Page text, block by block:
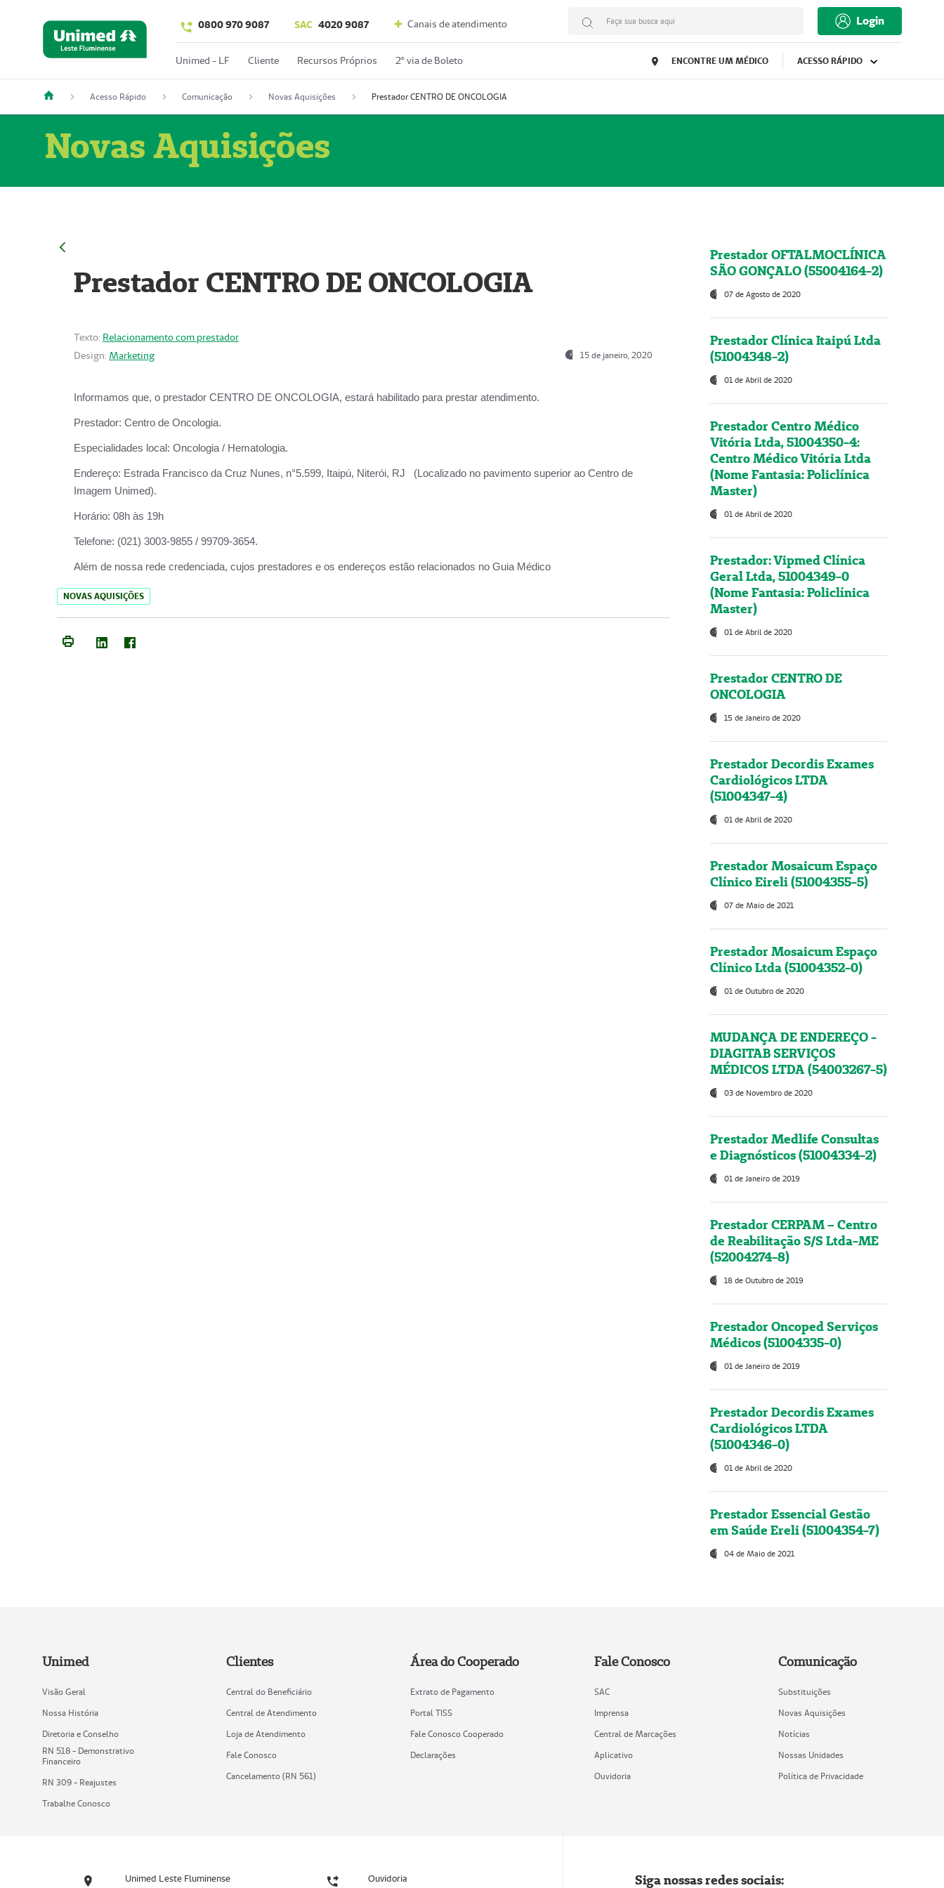
0800 970 9087 SAC 4020 9087 Canais de atendimento Faça sua busca aqui Login
Unimed - LF Cliente Recursos Próprios 2º via de Boleto ENCONTRE UM MÉDICO ACESSO RÁPIDO
Acesso Rápido Comunicação Novas Aquisições Prestador CENTRO DE ONCOLOGIA
Novas Aquisições
Prestador CENTRO DE ONCOLOGIA
Texto: Relacionamento com prestador
Design: Marketing 15 de janeiro, 2020
Informamos que, o prestador CENTRO DE ONCOLOGIA, estará habilitado para prestar atendimento.
Prestador: Centro de Oncologia.
Especialidades local: Oncologia / Hematologia.
Endereço: Estrada Francisco da Cruz Nunes, n°5.599, Itaipú, Niterói, RJ (Localizado no pavimento superior ao Centro de
Imagem Unimed).
Horário: 08h às 19h
Telefone: (021) 3003-9855 / 99709-3654.
Além de nossa rede credenciada, cujos prestadores e os endereços estão relacionados no Guia Médico
NOVAS AQUISIÇÕES
Prestador OFTALMOCLÍNICA
SÃO GONÇALO (55004164-2)
07 de Agosto de 2020
Prestador Clínica Itaipú Ltda
(51004348-2)
01 de Abril de 2020
Prestador Centro Médico
Vitória Ltda, 51004350-4:
Centro Médico Vitória Ltda
(Nome Fantasia: Policlínica
Master)
01 de Abril de 2020
Prestador: Vipmed Clínica
Geral Ltda, 51004349-0
(Nome Fantasia: Policlínica
Master)
01 de Abril de 2020
Prestador CENTRO DE
ONCOLOGIA
15 de Janeiro de 2020
Prestador Decordis Exames
Cardiológicos LTDA
(51004347-4)
01 de Abril de 2020
Prestador Mosaicum Espaço
Clínico Eireli (51004355-5)
07 de Maio de 2021
Prestador Mosaicum Espaço
Clínico Ltda (51004352-0)
01 de Outubro de 2020
MUDANÇA DE ENDEREÇO -
DIAGITAB SERVIÇOS
MÉDICOS LTDA (54003267-5)
03 de Novembro de 2020
Prestador Medlife Consultas
e Diagnósticos (51004334-2)
01 de Janeiro de 2019
Prestador CERPAM – Centro
de Reabilitação S/S Ltda-ME
(52004274-8)
18 de Outubro de 2019
Prestador Oncoped Serviços
Médicos (51004335-0)
01 de Janeiro de 2019
Prestador Decordis Exames
Cardiológicos LTDA
(51004346-0)
01 de Abril de 2020
Prestador Essencial Gestão
em Saúde Ereli (51004354-7)
04 de Maio de 2021
Unimed
Visão Geral
Nossa História
Diretoria e Conselho
RN 518 - Demonstrativo
Financeiro
RN 309 - Reajustes
Trabalhe Conosco
Clientes
Central do Beneficiário
Central de Atendimento
Loja de Atendimento
Fale Conosco
Cancelamento (RN 561)
Área do Cooperado
Extrato de Pagamento
Portal TISS
Fale Conosco Cooperado
Declarações
Fale Conosco
SAC
Imprensa
Central de Marcações
Aplicativo
Ouvidoria
Comunicação
Substituições
Novas Aquisições
Notícias
Nossas Unidades
Política de Privacidade
Unimed Leste Fluminense Ouvidoria Siga nossas redes sociais: